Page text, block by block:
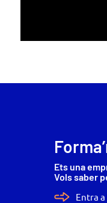
Ets una
Vols saber
Entra